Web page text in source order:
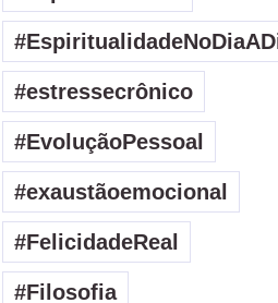
#estressecrônico
#EvoluçãoPessoal
#exaustãoemocional
#FelicidadeReal
#Filosofia